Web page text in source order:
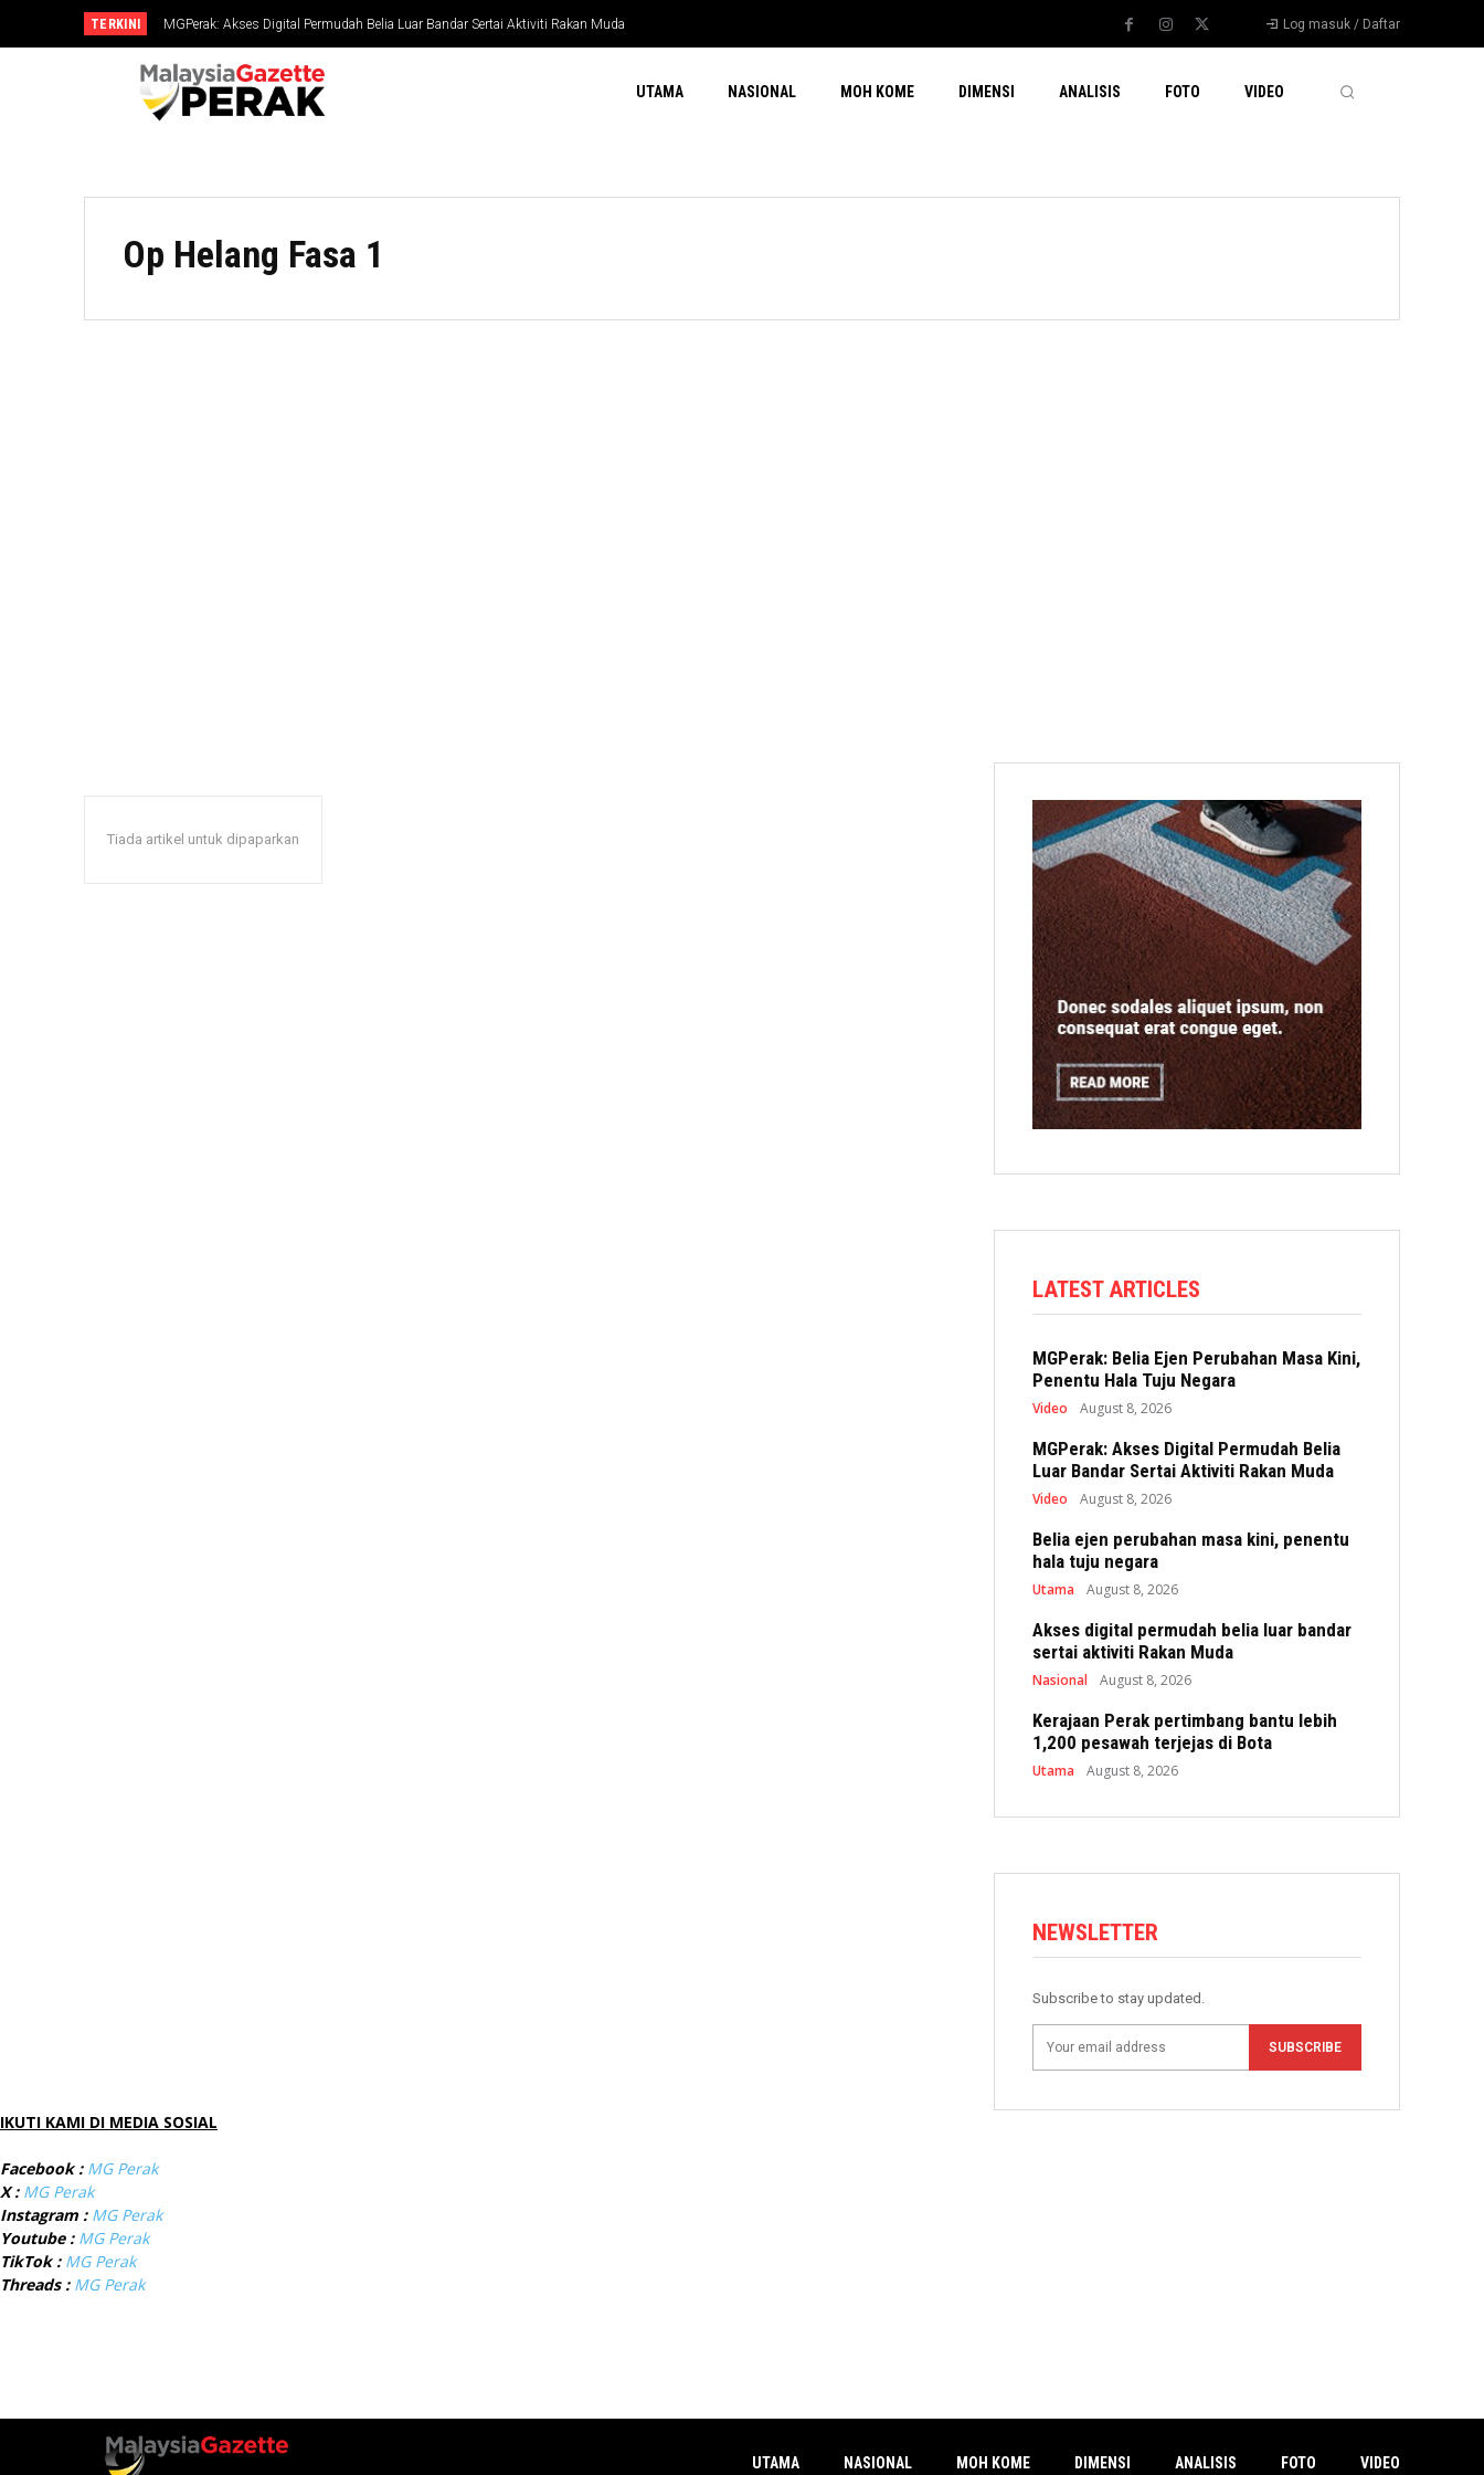
TERKINI MGPerak: Akses Digital Permudah Belia Luar Bandar Sertai Aktiviti Rakan Muda Log masuk / Daftar
UTAMA NASIONAL MOH KOME DIMENSI ANALISIS FOTO VIDEO
Op Helang Fasa 1
Tiada artikel untuk dipaparkan
LATEST ARTICLES
MGPerak: Belia Ejen Perubahan Masa Kini,
Penentu Hala Tuju Negara
Video August 8, 2026
MGPerak: Akses Digital Permudah Belia
Luar Bandar Sertai Aktiviti Rakan Muda
Video August 8, 2026
Belia ejen perubahan masa kini, penentu
hala tuju negara
Utama August 8, 2026
Akses digital permudah belia luar bandar
sertai aktiviti Rakan Muda
Nasional August 8, 2026
Kerajaan Perak pertimbang bantu lebih
1,200 pesawah terjejas di Bota
Utama August 8, 2026
NEWSLETTER
Subscribe to stay updated.
SUBSCRIBE
IKUTI KAMI DI MEDIA SOSIAL
Facebook : MG Perak
X : MG Perak
Instagram : MG Perak
Youtube : MG Perak
TikTok : MG Perak
Threads : MG Perak
UTAMA NASIONAL MOH KOME DIMENSI ANALISIS FOTO VIDEO